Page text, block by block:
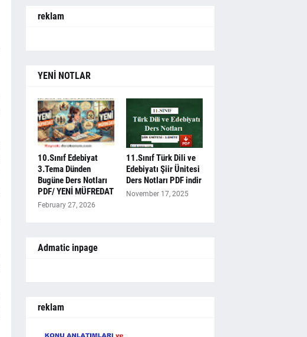
reklam
YENİ NOTLAR
10.Sınıf Edebiyat
3.Tema Dünden
Bugüne Ders Notları
PDF/ YENİ MÜFREDAT
February 27, 2026
11.Sınıf Türk Dili ve
Edebiyatı Şiir Ünitesi
Ders Notları PDF indir
November 17, 2025
Admatic inpage
reklam